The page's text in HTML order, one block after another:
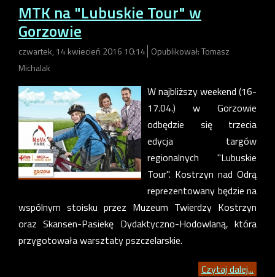
MTK na "Lubuskie Tour" w
Gorzowie
czwartek, 14 kwiecień 2016 10:14 Opublikował: Tomasz
Michalak
W najbliższy weekend (16-
17.04.) w Gorzowie
odbędzie się trzecia
edycja targów
regionalnych "Lubuskie
Tour". Kostrzyn nad Odrą
reprezentowany będzie na
wspólnym stoisku przez Muzeum Twierdzy Kostrzyn
oraz Skansen-Pasiekę Dydaktyczno-Hodowlaną, która
przygotowała warsztaty pszczelarskie.
Czytaj dalej...